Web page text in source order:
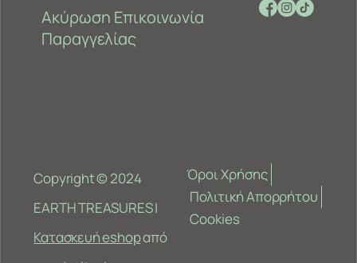
Ακύρωση
Παραγγελίας
Επικοινωνία
Copyright © 2024
EARTH TREASURES |
Κατασκευή eshopαπό
Όροι Χρήσης
Πολιτική Απορρήτου
Cookies